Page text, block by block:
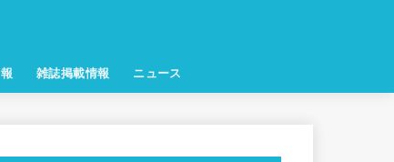
雑誌掲載情報 ニュース